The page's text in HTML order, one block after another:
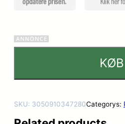
KØB
SKU: 3050910347280Categorys: